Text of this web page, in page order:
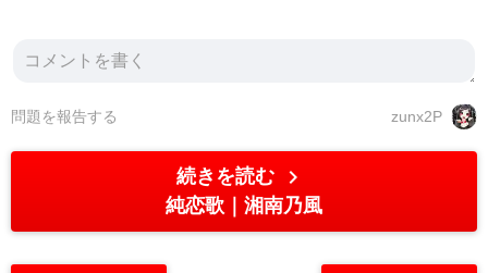
zunx2P
問題を報告する
続きを読む chevron_right
純恋歌 湘南乃風